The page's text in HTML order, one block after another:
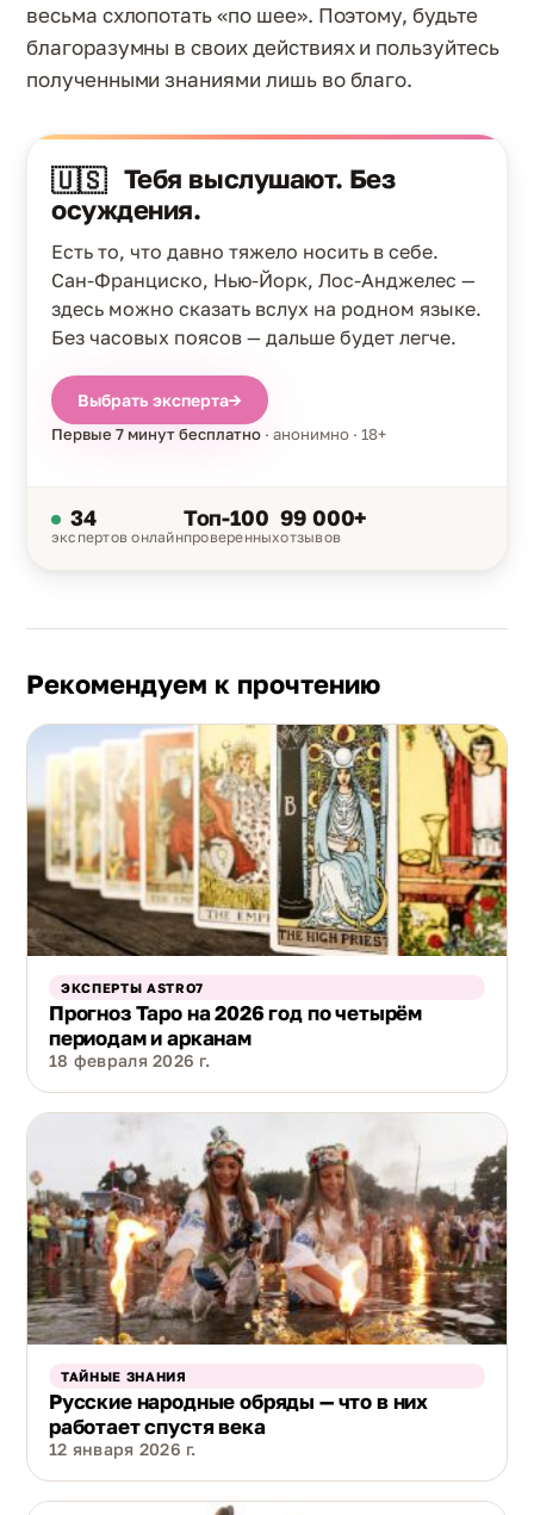
весьма схлопотать «по шее». Поэтому, будьте
благоразумны в своих действиях и пользуйтесь
полученными знаниями лишь во благо.
🇺🇸 Тебя выслушают. Без
осуждения.
Есть то, что давно тяжело носить в себе.
Сан-Франциско, Нью-Йорк, Лос-Анджелес —
здесь можно сказать вслух на родном языке.
Без часовых поясов — дальше будет легче.
Выбрать эксперта→
Первые 7 минут бесплатно · анонимно · 18+
34
экспертов онлайн
Топ-100
проверенных
99 000+
отзывов
Рекомендуем к прочтению
ЭКСПЕРТЫ ASTRO7
Прогноз Таро на 2026 год по четырём
периодам и арканам
18 февраля 2026 г.
ТАЙНЫЕ ЗНАНИЯ
Русские народные обряды — что в них
работает спустя века
12 января 2026 г.